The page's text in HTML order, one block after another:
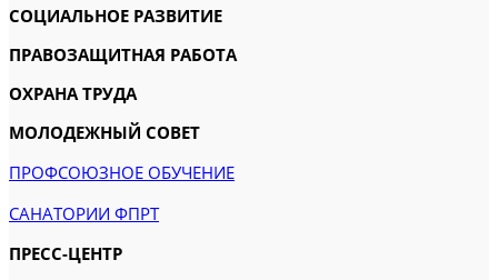
СОЦИАЛЬНОЕ РАЗВИТИЕ
ПРАВОЗАЩИТНАЯ РАБОТА
ОХРАНА ТРУДА
МОЛОДЕЖНЫЙ СОВЕТ
ПРОФСОЮЗНОЕ ОБУЧЕНИЕ
САНАТОРИИ ФПРТ
ПРЕСС-ЦЕНТР